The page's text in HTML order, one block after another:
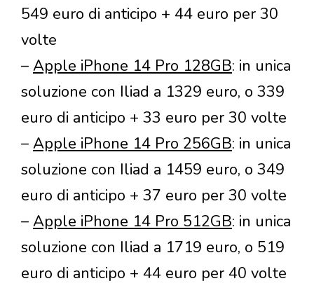
549 euro di anticipo + 44 euro per 30
volte
– Apple iPhone 14 Pro 128GB: in unica
soluzione con Iliad a 1329 euro, o 339
euro di anticipo + 33 euro per 30 volte
– Apple iPhone 14 Pro 256GB: in unica
soluzione con Iliad a 1459 euro, o 349
euro di anticipo + 37 euro per 30 volte
– Apple iPhone 14 Pro 512GB: in unica
soluzione con Iliad a 1719 euro, o 519
euro di anticipo + 44 euro per 40 volte